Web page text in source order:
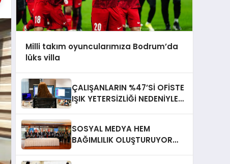
Milli takım oyuncularımıza Bodrum’da
lüks villa
ÇALIŞANLARIN %47’Sİ OFİSTE
IŞIK YETERSİZLİĞİ NEDENİYLE
SOSYAL MEDYA HEM
BAĞIMLILIK OLUŞTURUYOR